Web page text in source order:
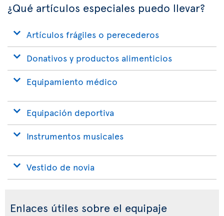
¿Qué artículos especiales puedo llevar?
Artículos frágiles o perecederos
Donativos y productos alimenticios
Equipamiento médico
Equipación deportiva
Instrumentos musicales
Vestido de novia
Enlaces útiles sobre el equipaje